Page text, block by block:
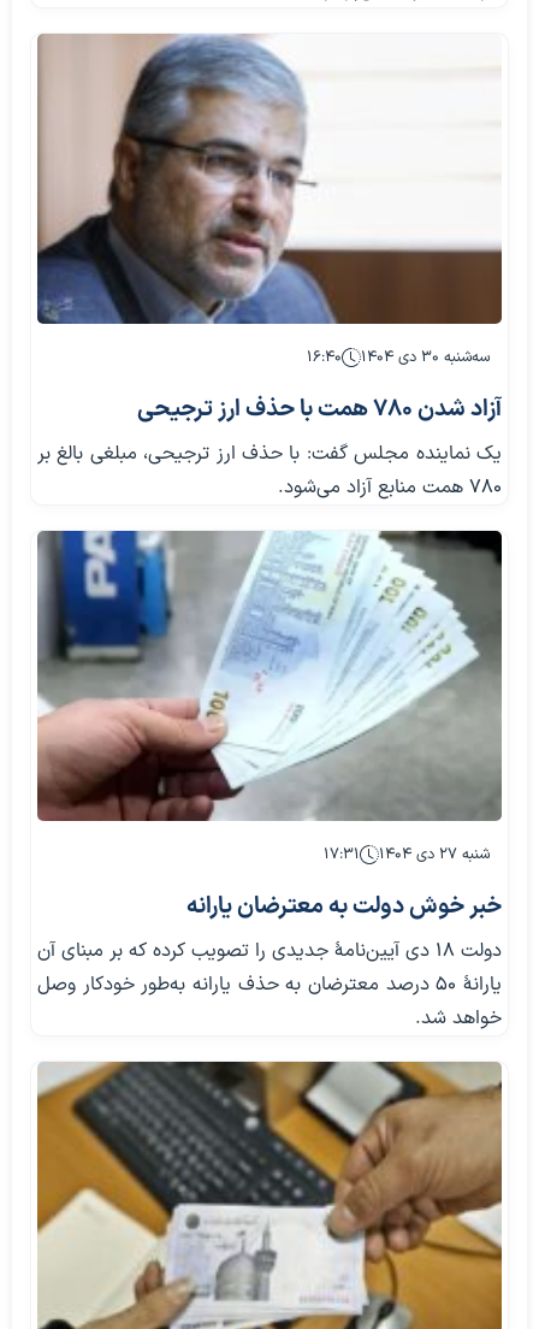
سه‌شنبه ۳۰ دی ۱۴۰۴ ۱۶:۴۰
آزاد شدن 780 همت با حذف ارز ترجیحی
یک نماینده مجلس گفت: با حذف ارز ترجیحی، مبلغی بالغ بر
780 همت منابع آزاد می‌شود.
شنبه ۲۷ دی ۱۴۰۴ ۱۷:۳۱
خبر خوش دولت به معترضان یارانه
دولت ۱۸ دی آیین‌نامۀ جدیدی را تصویب کرده که بر مبنای آن
یارانۀ ۵۰ درصد معترضان به حذف یارانه به‌طور خودکار وصل
خواهد شد.